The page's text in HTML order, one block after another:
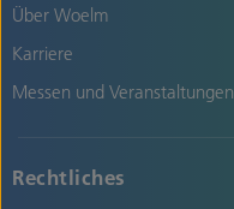
Über Woelm
Karriere
Messen und Veranstaltungen
Rechtliches